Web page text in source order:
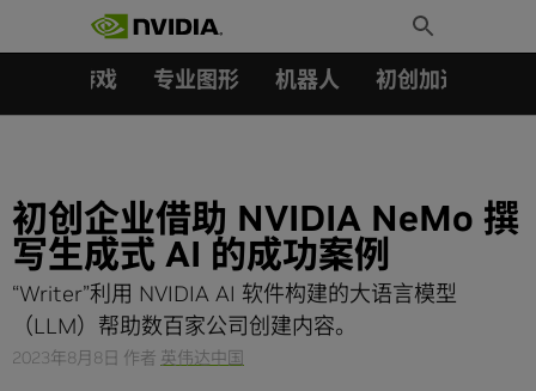
Toggle
Search
游戏 专业图形 机器人 初创加速会员成
初创企业借助 NVIDIA NeMo 撰
写生成式 AI 的成功案例
“Writer”利用 NVIDIA AI 软件构建的大语言模型
（LLM）帮助数百家公司创建内容。
2023年8月8日 作者 英伟达中国